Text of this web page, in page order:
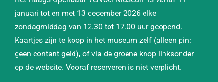
januari tot en met 13 december 2026 elke
zondagmiddag van 12.30 tot 17.00 uur geopend.
Kaartjes zijn te koop in het museum zelf (alleen pin:
geen contant geld), of via de groene knop linksonder
op de website. Vooraf reserveren is niet verplicht.